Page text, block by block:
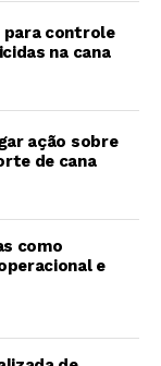
para controle
na cana
ação sobre
de cana
como
e